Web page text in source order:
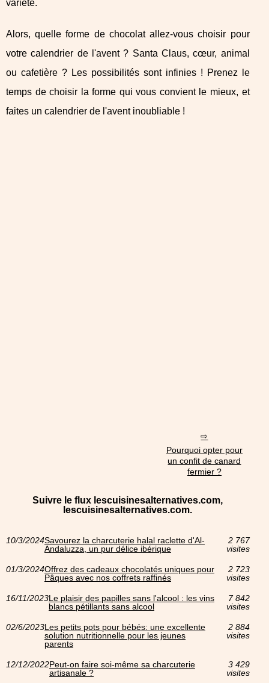
variété.
Alors, quelle forme de chocolat allez-vous choisir pour
votre calendrier de l'avent ? Santa Claus, cœur, animal
ou cafetière ? Les possibilités sont infinies ! Prenez le
temps de choisir la forme qui vous convient le mieux, et
faites un calendrier de l'avent inoubliable !
Pourquoi opter pour
un confit de canard
fermier ?
Suivre le flux lescuisinesalternatives.com,
lescuisinesalternatives.com.
10/3/2024Savourez la charcuterie halal raclette d'Al-
Andaluzza, un pur délice ibérique
2 767
visites
01/3/2024Offrez des cadeaux chocolatés uniques pour
Pâques avec nos coffrets raffinés
2 723
visites
16/11/2023Le plaisir des papilles sans l'alcool : les vins
blancs pétillants sans alcool
7 842
visites
02/6/2023Les petits pots pour bébés: une excellente
solution nutritionnelle pour les jeunes
parents
2 884
visites
12/12/2022Peut-on faire soi-même sa charcuterie
artisanale ?
3 429
visites